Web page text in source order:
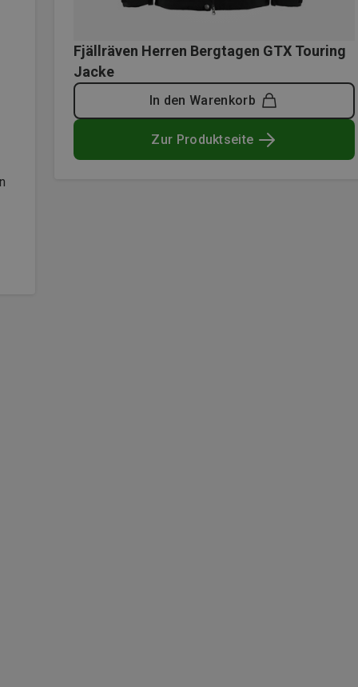
Fjällräven Herren Bergtagen GTX Touring
Jacke
In den Warenkorb
Zur Produktseite